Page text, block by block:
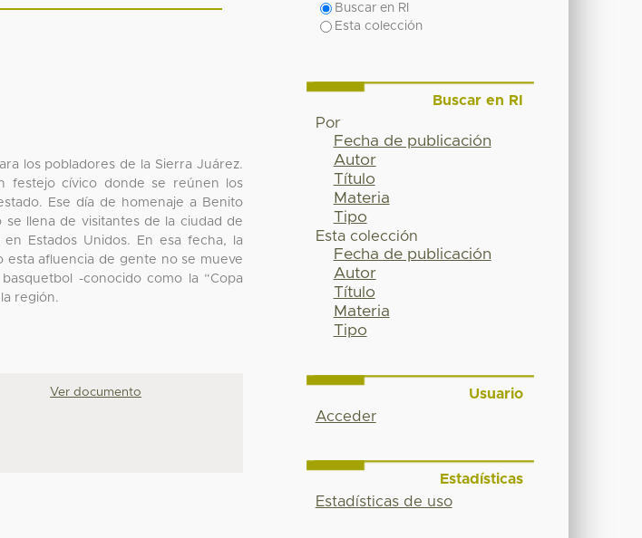
los pobladores de la Sierra Juárez.
festejo cívico donde se reúnen los
Ese día de homenaje a Benito
llena de visitantes de la ciudad de
Estados Unidos. En esa fecha, la
esta afluencia de gente no se mueve
-conocido como la “Copa
región.
Ver documento
Buscar en RI
Esta colección
Buscar en RI
Por
Fecha de publicación
Autor
Título
Materia
Tipo
Esta colección
Fecha de publicación
Autor
Título
Materia
Tipo
Usuario
Acceder
Estadísticas
Estadísticas de uso